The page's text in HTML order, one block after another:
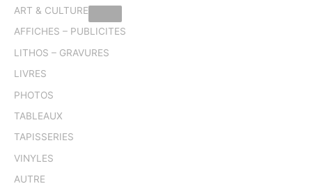
ART & CULTURE
AFFICHES – PUBLICITES
LITHOS – GRAVURES
LIVRES
PHOTOS
TABLEAUX
TAPISSERIES
VINYLES
AUTRE